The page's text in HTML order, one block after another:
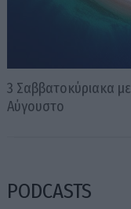
3 Σαββατοκύριακα
Αύγουστο
PODCASTS